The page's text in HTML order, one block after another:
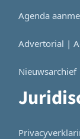
Agenda
Advertorial |
Nieuwsarchief